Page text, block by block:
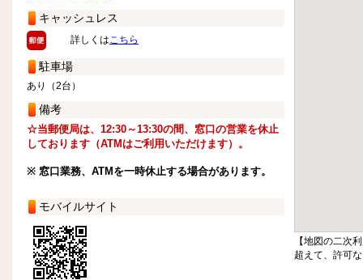
キャッシュレス
詳しくはこちら
駐車場
あり（2台）
備考
☆当郵便局は、12:30～13:30の間、窓口の営業を休止
しております（ATMはご利用いただけます）。
※ 窓口業務、ATMを一時休止する場合があります。
モバイルサイト
【地図の二次
超えて、許可